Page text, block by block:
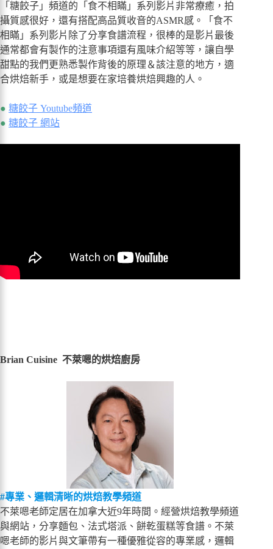
「糖餃子」頻道的「食不相瞞」系列影片非常療癒，拍
攝質感很好，還有搭配高品質收音的ASMR感。「食不
相瞞」系列影片除了分享食譜流程，很棒的是影片最後
通常都會有製作的注意事項還有風味介紹等等，讓自學
甜點的我們更熟悉製作背後的原理＆該注意的地方，適
合烘焙新手，或是想要在家培養烘焙興趣的人。
● 糖餃子 Youtube頻道
● 糖餃子 網站
Brian Cuisine 不萊嗯的烘焙廚房
#專業、邏輯清晰的烘焙教學頻道
不萊嗯老師定居在加拿大近9年時間。經營烘焙教學頻道
與網站，分享麵包、法式塔派、餅乾蛋糕等食譜。不萊
嗯老師的影片與文筆帶有一種優雅從容的專業感，邏輯